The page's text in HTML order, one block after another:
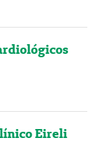
Eireli